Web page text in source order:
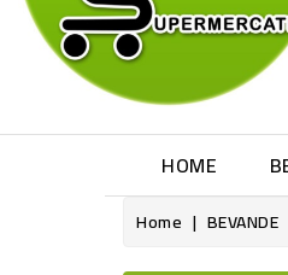
HOME
Home BEVANDE